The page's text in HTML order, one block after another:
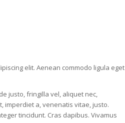
elit. Aenean commodo ligula eget
justo, fringilla vel, aliquet nec,
imperdiet a, venenatis vitae, justo.
tincidunt. Cras dapibus. Vivamus